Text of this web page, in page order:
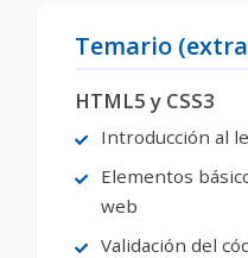
Temario
HTML5 y CSS3
Introducción al
Elementos
web
Validación del